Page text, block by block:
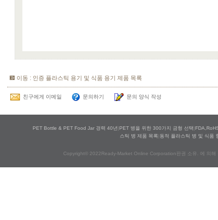
이동 : 인증 플라스틱 용기 및 식품 용기 제품 목록
친구에게 이메일 문의하기 문의 양식 작성
PET Bottle & PET Food Jar 경력 40년 |PET 병을 위한 300가지 금형 선택|
스틱 병 제품 목록|동적 플라스틱 병 및 식품
Copyright© 2022Ready-Market Online Corporation판권 소유. 에 의해